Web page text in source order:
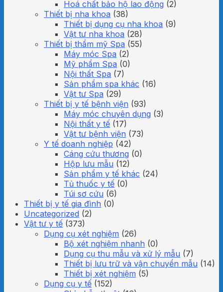
Hoá chất bảo hộ lao động (2)
Thiết bị nha khoa (38)
Thiết bị dụng cụ nha khoa (9)
Vật tư nha khoa (28)
Thiết bị thẩm mỹ Spa (55)
Máy móc Spa (2)
Mỹ phẩm Spa (0)
Nội thất Spa (7)
Sản phẩm spa khác (16)
Vật tư Spa (29)
Thiết bị y tế bệnh viện (93)
Máy móc chuyên dụng (3)
Nội thất y tế (17)
Vật tư bệnh viện (73)
Y tế doanh nghiệp (42)
Cáng cứu thương (0)
Hộp lưu mẫu (12)
Sản phẩm y tế khác (24)
Tủ thuốc y tế (0)
Túi sơ cứu (6)
Thiết bị y tế gia đình (0)
Uncategorized (2)
Vật tư y tế (373)
Dụng cụ xét nghiệm (26)
Bộ xét nghiệm nhanh (0)
Dụng cụ thu mẫu và xử lý mẫu (7)
Thiết bị lưu trữ và vận chuyển mẫu (14)
Thiết bị xét nghiệm (5)
Dụng cụ y tế (152)